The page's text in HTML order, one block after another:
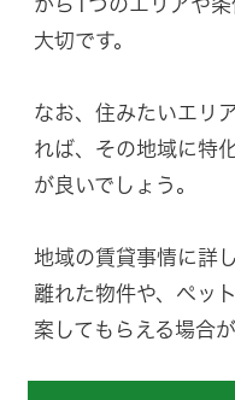
から1つのエリアや
大切です。
なお、住みたいエリ
れば、その地域に特
が良いでしょう。
地域の賃貸事情に詳
離れた物件や、ペッ
案してもらえる場合が